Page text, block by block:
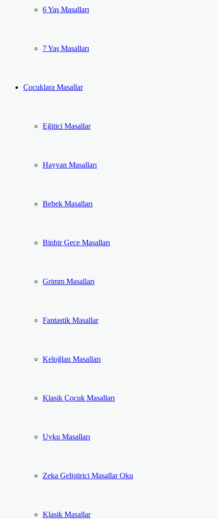
6 Yaş Masalları
7 Yaş Masalları
Çocuklara Masallar
Eğitici Masallar
Hayvan Masalları
Bebek Masalları
Binbir Gece Masalları
Grimm Masalları
Fantastik Masallar
Keloğlan Masalları
Klasik Çocuk Masalları
Uyku Masalları
Zeka Geliştirici Masallar Oku
Klasik Masallar